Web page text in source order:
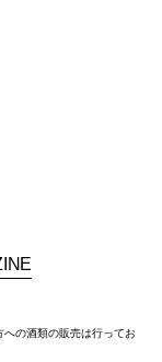
の酒類の販売は行ってお